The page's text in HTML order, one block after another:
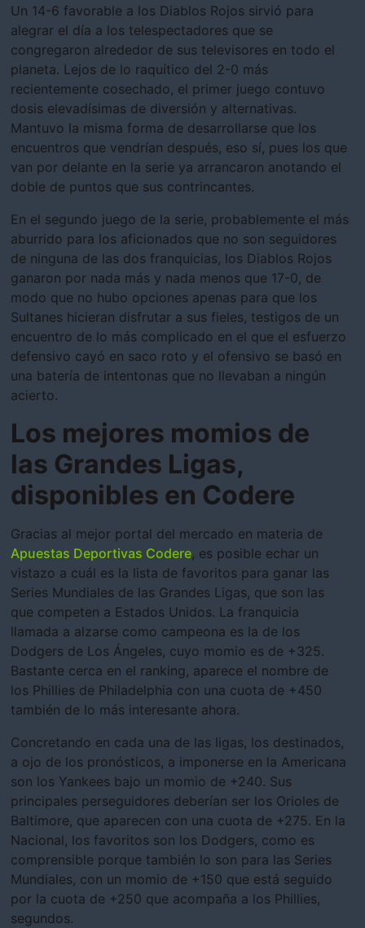
Un 14-6 favorable a los Diablos Rojos sirvió para
alegrar el día a los telespectadores que se
congregaron alrededor de sus televisores en todo el
planeta. Lejos de lo raquítico del 2-0 más
recientemente cosechado, el primer juego contuvo
dosis elevadísimas de diversión y alternativas.
Mantuvo la misma forma de desarrollarse que los
encuentros que vendrían después, eso sí, pues los que
van por delante en la serie ya arrancaron anotando el
doble de puntos que sus contrincantes.
En el segundo juego de la serie, probablemente el más
aburrido para los aficionados que no son seguidores
de ninguna de las dos franquicias, los Diablos Rojos
ganaron por nada más y nada menos que 17-0, de
modo que no hubo opciones apenas para que los
Sultanes hicieran disfrutar a sus fieles, testigos de un
encuentro de lo más complicado en el que el esfuerzo
defensivo cayó en saco roto y el ofensivo se basó en
una batería de intentonas que no llevaban a ningún
acierto.
Los mejores momios de
las Grandes Ligas,
disponibles en Codere
Gracias al mejor portal del mercado en materia de
Apuestas Deportivas Codere, es posible echar un
vistazo a cuál es la lista de favoritos para ganar las
Series Mundiales de las Grandes Ligas, que son las
que competen a Estados Unidos. La franquicia
llamada a alzarse como campeona es la de los
Dodgers de Los Ángeles, cuyo momio es de +325.
Bastante cerca en el ranking, aparece el nombre de
los Phillies de Philadelphia con una cuota de +450
también de lo más interesante ahora.
Concretando en cada una de las ligas, los destinados,
a ojo de los pronósticos, a imponerse en la Americana
son los Yankees bajo un momio de +240. Sus
principales perseguidores deberían ser los Orioles de
Baltimore, que aparecen con una cuota de +275. En la
Nacional, los favoritos son los Dodgers, como es
comprensible porque también lo son para las Series
Mundiales, con un momio de +150 que está seguido
por la cuota de +250 que acompaña a los Phillies,
segundos.